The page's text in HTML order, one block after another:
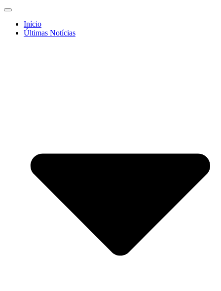
Início
Últimas Notícias